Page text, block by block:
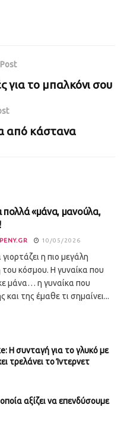
για το μπαλκόνι σου
από κάστανα
πολλά «μάνα, μανούλα,
10/05/2026
η πιο μεγάλη
κόσμου. Η γυναίκα που
μάνα… η γυναίκα που
της έμαθε τι σημαίνει...
Η συνταγή για το γλυκό με
τρελάνει το Ίντερνετ
αξίζει να επενδύσουμε